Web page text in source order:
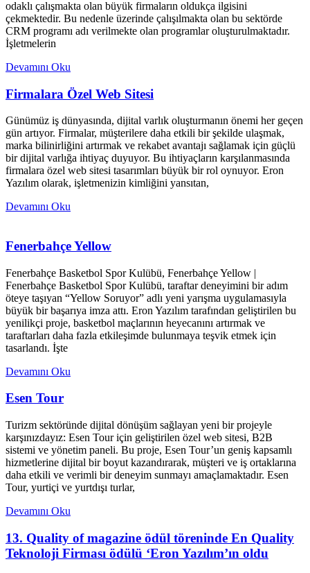
odaklı çalışmakta olan büyük firmaların oldukça ilgisini
çekmektedir. Bu nedenle üzerinde çalışılmakta olan bu sektörde
CRM programı adı verilmekte olan programlar oluşturulmaktadır.
İşletmelerin
Devamını Oku
Firmalara Özel Web Sitesi
Günümüz iş dünyasında, dijital varlık oluşturmanın önemi her geçen
gün artıyor. Firmalar, müşterilere daha etkili bir şekilde ulaşmak,
marka bilinirliğini artırmak ve rekabet avantajı sağlamak için güçlü
bir dijital varlığa ihtiyaç duyuyor. Bu ihtiyaçların karşılanmasında
firmalara özel web sitesi tasarımları büyük bir rol oynuyor. Eron
Yazılım olarak, işletmenizin kimliğini yansıtan,
Devamını Oku
Fenerbahçe Yellow
Fenerbahçe Basketbol Spor Kulübü, Fenerbahçe Yellow |
Fenerbahçe Basketbol Spor Kulübü, taraftar deneyimini bir adım
öteye taşıyan “Yellow Soruyor” adlı yeni yarışma uygulamasıyla
büyük bir başarıya imza attı. Eron Yazılım tarafından geliştirilen bu
yenilikçi proje, basketbol maçlarının heyecanını artırmak ve
taraftarları daha fazla etkileşimde bulunmaya teşvik etmek için
tasarlandı. İşte
Devamını Oku
Esen Tour
Turizm sektöründe dijital dönüşüm sağlayan yeni bir projeyle
karşınızdayız: Esen Tour için geliştirilen özel web sitesi, B2B
sistemi ve yönetim paneli. Bu proje, Esen Tour’un geniş kapsamlı
hizmetlerine dijital bir boyut kazandırarak, müşteri ve iş ortaklarına
daha etkili ve verimli bir deneyim sunmayı amaçlamaktadır. Esen
Tour, yurtiçi ve yurtdışı turlar,
Devamını Oku
13. Quality of magazine ödül töreninde En Quality
Teknoloji Firması ödülü ‘Eron Yazılım’ın oldu